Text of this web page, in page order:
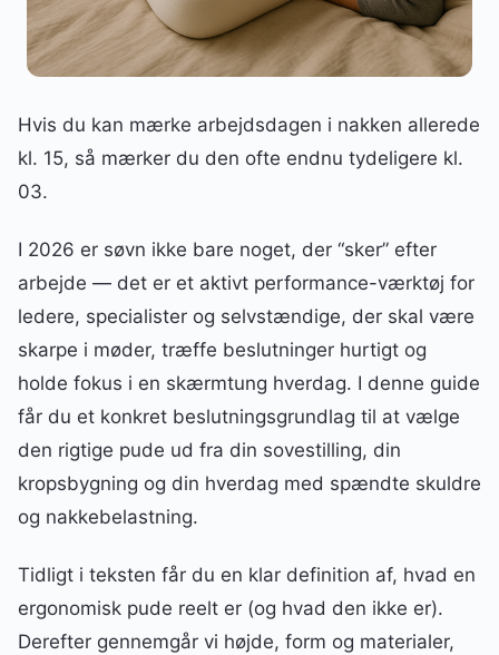
Hvis du kan mærke arbejdsdagen i nakken allerede
kl. 15, så mærker du den ofte endnu tydeligere kl.
03.
I 2026 er søvn ikke bare noget, der “sker” efter
arbejde — det er et aktivt performance-værktøj for
ledere, specialister og selvstændige, der skal være
skarpe i møder, træffe beslutninger hurtigt og
holde fokus i en skærmtung hverdag. I denne guide
får du et konkret beslutningsgrundlag til at vælge
den rigtige pude ud fra din sovestilling, din
kropsbygning og din hverdag med spændte skuldre
og nakkebelastning.
Tidligt i teksten får du en klar definition af, hvad en
ergonomisk pude reelt er (og hvad den ikke er).
Derefter gennemgår vi højde, form og materialer,